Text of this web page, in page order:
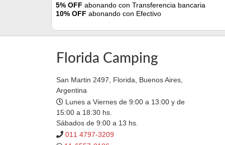
5% OFF abonando con Transferencia bancaria
10% OFF abonando con Efectivo
Florida Camping
San Martin 2497, Florida, Buenos Aires,
Argentina
Lunes a Viernes de 9:00 a 13:00 y de
15:00 a 18:30 hs.
Sábados de 9:00 a 13 hs.
011 4797-3209